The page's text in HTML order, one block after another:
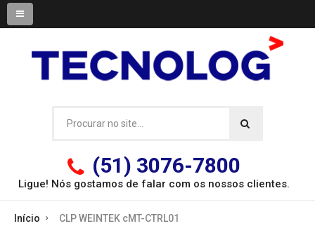
(51) 3076-7800
Ligue! Nós gostamos de falar com os nossos clientes.
Início CLP WEINTEK cMT-CTRL01